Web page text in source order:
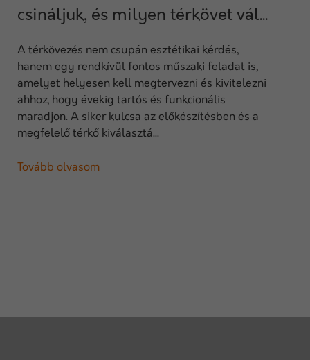
csináljuk, és milyen térkövet vál...
A térkövezés nem csupán esztétikai kérdés,
hanem egy rendkívül fontos műszaki feladat is,
amelyet helyesen kell megtervezni és kivitelezni
ahhoz, hogy évekig tartós és funkcionális
maradjon. A siker kulcsa az előkészítésben és a
megfelelő térkő kiválasztá...
Tovább olvasom